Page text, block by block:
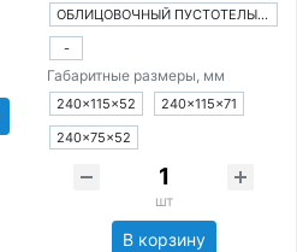
ОБЛИЦОВОЧНЫЙ ПУСТОТЕЛЫЙ КИРПИЧ
-
Габаритные размеры, мм
240×115×52
240×115×71
240×75×52
шт
В корзину